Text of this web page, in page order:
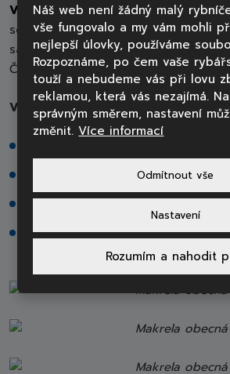
Výskyt: Makrela má domov ve
severovýchodního Atlantiku.
sahající od Norska, přes Maroko až
Černé moře.
Výživové hodnoty –100 g makrely
sacharidy 0 g
tuky 15 g
Náš web není žádný malý
vše fungovalo a my vám mohli
nejlepší úlovky, používáme
Rozpoznáme, po čem vaše
touží a nebudeme vás při lovu
reklamou, která vás nezajímá.
správným směrem, nastavení
změnit.Více informací
Odmítnout vše
Nastavení
Rozumím a nahodit